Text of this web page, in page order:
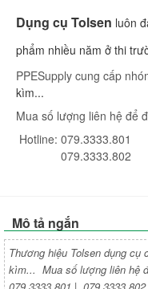
Dụng cụ Tolsen luôn
phẩm nhiều năm ở thi
PPESupply cung cấp
kìm...
Mua số lượng liên hệ để
Hotline: 079.3333.801
079.3333.802
Mô tả ngắn
Thương hiệu Tolsen dụng cụ
kìm... Mua số lượng liên hệ
079.3333.801 | 079.3333.802